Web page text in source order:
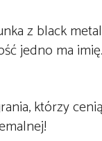
z black
jedno ma imię.
którzy